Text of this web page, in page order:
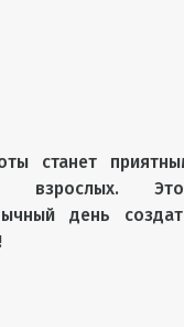
станет
день